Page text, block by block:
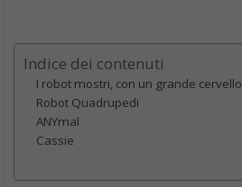
Indice dei contenuti
I robot mostri, con un grande cervello
Robot Quadrupedi
ANYmal
Cassie